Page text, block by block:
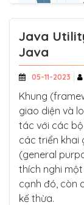
Java
Java
05-11-2023
Khung
giao diện và
tác với các
các triển khai
(general
thích nghi
cạnh đó, còn
kế thừa.